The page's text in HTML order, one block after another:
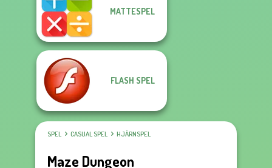
MATTESPEL
FLASH SPEL
SPEL CASUAL SPEL HJÄRNSPEL
Maze Dungeon